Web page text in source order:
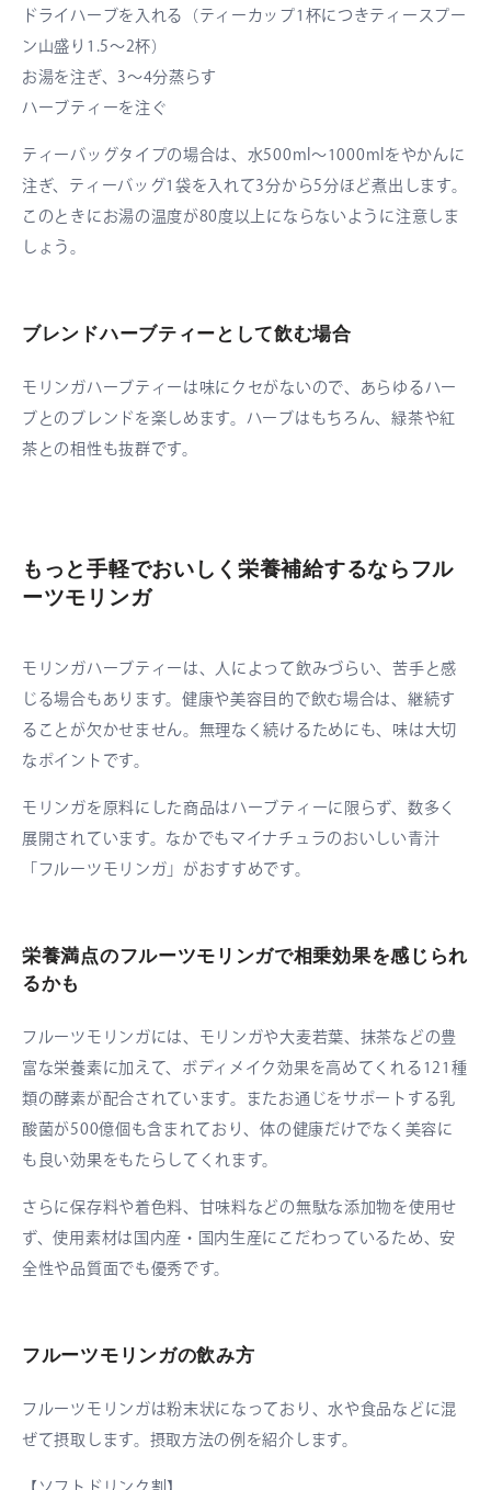
ドライハーブを入れる（ティーカップ1杯につきティースプー
ン山盛り1.5〜2杯）
お湯を注ぎ、3〜4分蒸らす
ハーブティーを注ぐ
ティーバッグタイプの場合は、水500ml〜1000mlをやかんに
注ぎ、ティーバッグ1袋を入れて3分から5分ほど煮出します。
このときにお湯の温度が80度以上にならないように注意しま
しょう。
ブレンドハーブティーとして飲む場合
モリンガハーブティーは味にクセがないので、あらゆるハー
ブとのブレンドを楽しめます。ハーブはもちろん、緑茶や紅
茶との相性も抜群です。
もっと手軽でおいしく栄養補給するならフル
ーツモリンガ
モリンガハーブティーは、人によって飲みづらい、苦手と感
じる場合もあります。健康や美容目的で飲む場合は、継続す
ることが欠かせません。無理なく続けるためにも、味は大切
なポイントです。
モリンガを原料にした商品はハーブティーに限らず、数多く
展開されています。なかでもマイナチュラのおいしい青汁
「フルーツモリンガ」がおすすめです。
栄養満点のフルーツモリンガで相乗効果を感じられ
るかも
フルーツモリンガには、モリンガや大麦若葉、抹茶などの豊
富な栄養素に加えて、ボディメイク効果を高めてくれる121種
類の酵素が配合されています。またお通じをサポートする乳
酸菌が500億個も含まれており、体の健康だけでなく美容に
も良い効果をもたらしてくれます。
さらに保存料や着色料、甘味料などの無駄な添加物を使用せ
ず、使用素材は国内産・国内生産にこだわっているため、安
全性や品質面でも優秀です。
フルーツモリンガの飲み方
フルーツモリンガは粉末状になっており、水や食品などに混
ぜて摂取します。摂取方法の例を紹介します。